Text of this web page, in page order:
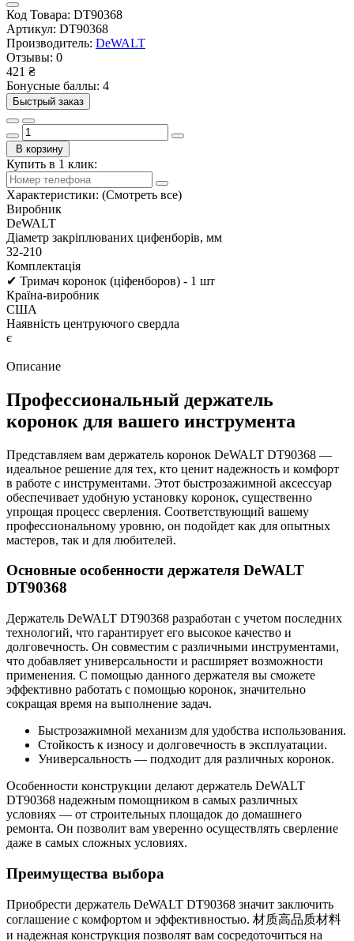
Код Товара: DT90368
Артикул: DT90368
Производитель: DeWALT
Отзывы: 0
421 ₴
Бонусные баллы: 4
Быстрый заказ
В корзину
Купить в 1 клик:
Характеристики: (Смотреть все)
Виробник
DeWALT
Діаметр закріплюваних цифенборів, мм
32-210
Комплектація
✔ Тримач коронок (ціфенборов) - 1 шт
Країна-виробник
США
Наявність центруючого свердла
є
Описание
Профессиональный держатель
коронок для вашего инструмента
Представляем вам держатель коронок DeWALT DT90368 —
идеальное решение для тех, кто ценит надежность и комфорт
в работе с инструментами. Этот быстрозажимной аксессуар
обеспечивает удобную установку коронок, существенно
упрощая процесс сверления. Соответствующий вашему
профессиональному уровню, он подойдет как для опытных
мастеров, так и для любителей.
Основные особенности держателя DeWALT
DT90368
Держатель DeWALT DT90368 разработан с учетом последних
технологий, что гарантирует его высокое качество и
долговечность. Он совместим с различными инструментами,
что добавляет универсальности и расширяет возможности
применения. С помощью данного держателя вы сможете
эффективно работать с помощью коронок, значительно
сокращая время на выполнение задач.
Быстрозажимной механизм для удобства использования.
Стойкость к износу и долговечность в эксплуатации.
Универсальность — подходит для различных коронок.
Особенности конструкции делают держатель DeWALT
DT90368 надежным помощником в самых различных
условиях — от строительных площадок до домашнего
ремонта. Он позволит вам уверенно осуществлять сверление
даже в самых сложных условиях.
Преимущества выбора
Приобрести держатель DeWALT DT90368 значит заключить
соглашение с комфортом и эффективностью. 材质高品质材料
и надежная конструкция позволят вам сосредоточиться на